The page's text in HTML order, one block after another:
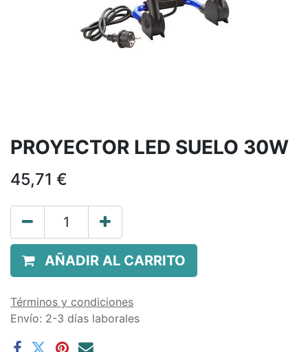
PROYECTOR LED SUELO 30W
45,71 €
AÑADIR AL CARRITO
Términos y condiciones
Envío: 2-3 días laborales